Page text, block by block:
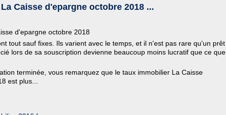
Caisse d'epargne octobre 2018 ...
d'epargne octobre 2018
tout sauf fixes. Ils varient avec le temps, et il n'est pas rare qu'un prêt
lors de sa souscription devienne beaucoup moins lucratif que ce que
terminée, vous remarquez que le taux immobilier La Caisse
est plus...